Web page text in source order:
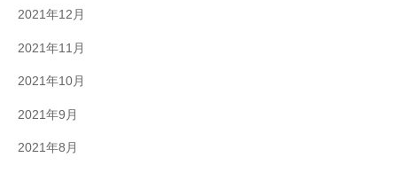
2021年12月
2021年11月
2021年10月
2021年9月
2021年8月